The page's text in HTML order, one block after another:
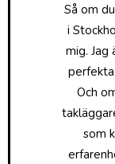
Så om
i
mig. Jag
Och
som